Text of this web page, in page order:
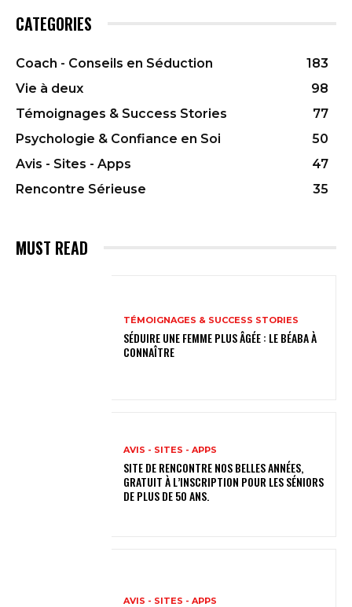
CATEGORIES
Coach - Conseils en Séduction
183
Vie à deux
98
Témoignages & Success Stories
77
Psychologie & Confiance en Soi
50
Avis - Sites - Apps
47
Rencontre Sérieuse
35
MUST READ
TÉMOIGNAGES & SUCCESS STORIES
SÉDUIRE UNE FEMME PLUS ÂGÉE : LE BÉABA À
CONNAÎTRE
AVIS - SITES - APPS
SITE DE RENCONTRE NOS BELLES ANNÉES,
GRATUIT À L’INSCRIPTION POUR LES SÉNIORS
DE PLUS DE 50 ANS.
AVIS - SITES - APPS